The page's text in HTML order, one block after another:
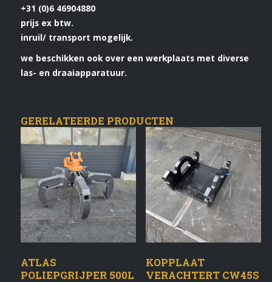
+31 (0)6 46904880
prijs ex btw.
inruil/ transport mogelijk.
we beschikken ook over een werkplaats met diverse
las- en draaiapparatuur.
GERELATEERDE PRODUCTEN
ATLAS
POLIEPGRIJPER 500L
KOPPLAAT
VERACHTERT CW45S